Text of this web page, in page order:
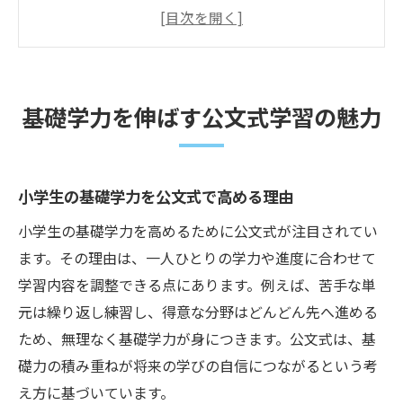
小学生の基礎学力育成に公文式が効果的な
基礎学力向上に公文式が選ばれる特徴とは
基礎学力重視の塾選びが小学生の成長を後
押し
小学生の基礎学力を伸ばす塾の選び方とは
塾選びで重視すべき小学生の基礎学力サポ
ート
小学生の学力アップを支える塾選びのコツ
基礎学力を伸ばす公文式学習の魅力
小学生の基礎学力を公文式で高める理由
小学生の基礎学力を高めるために公文式が注目されてい
ます。その理由は、一人ひとりの学力や進度に合わせて
学習内容を調整できる点にあります。例えば、苦手な単
元は繰り返し練習し、得意な分野はどんどん先へ進める
ため、無理なく基礎学力が身につきます。公文式は、基
礎力の積み重ねが将来の学びの自信につながるという考
え方に基づいています。